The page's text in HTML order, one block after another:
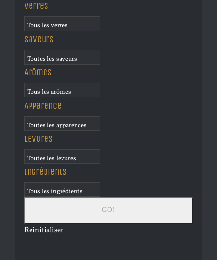
Verres
Saveurs
Arômes
Apparence
Levures
Ingrédients
Réinitialiser